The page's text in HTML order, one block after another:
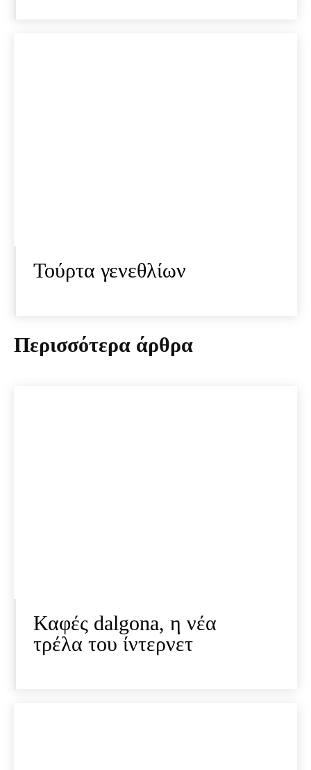
Τούρτα γενεθλίων
Περισσότερα άρθρα
Καφές dalgona, η νέα
τρέλα του ίντερνετ